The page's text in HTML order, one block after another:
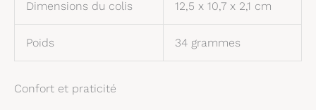
Dimensions du colis 12,5 x 10,7 x 2,1 cm
Poids 34 grammes
Confort et praticité